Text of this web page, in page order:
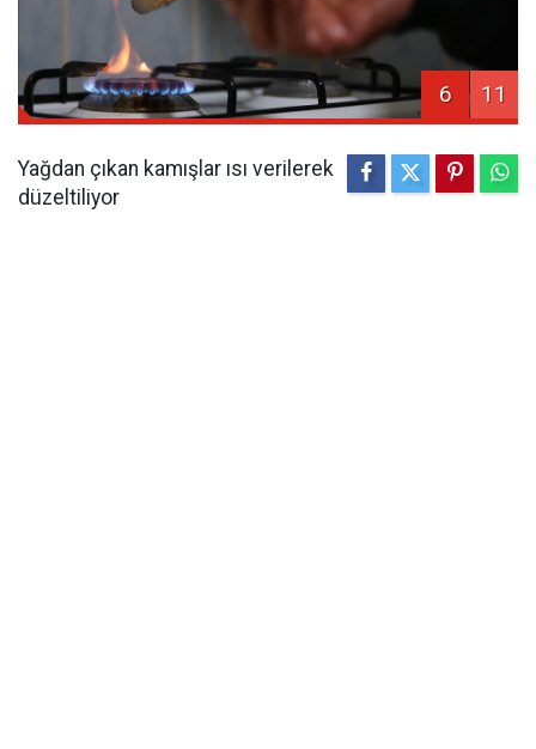
6 11
Yağdan çıkan kamışlar ısı verilerek
düzeltiliyor